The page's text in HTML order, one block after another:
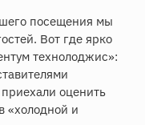
посещения мы
Вот где ярко
технолоджис»:
оценить
«холодной и